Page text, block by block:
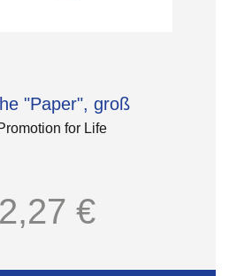
"Paper", groß
for Life
2,27 €